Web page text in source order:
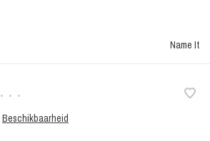
Name It
• • •
Beschikbaarheid